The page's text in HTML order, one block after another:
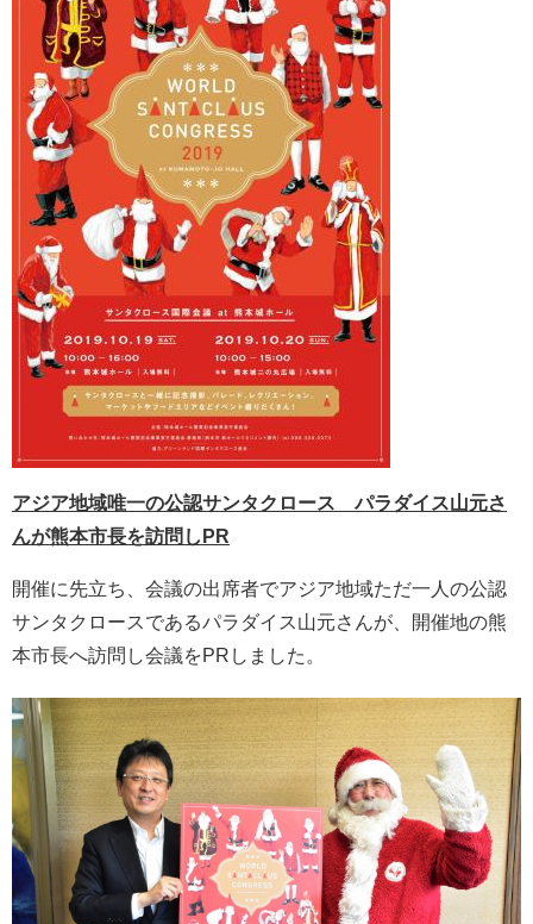
アジア地域唯一の公認サンタクロース パラダイス山元さ
んが熊本市長を訪問しPR
開催に先立ち、会議の出席者でアジア地域ただ一人の公認
サンタクロースであるパラダイス山元さんが、開催地の熊
本市長へ訪問し会議をPRしました。